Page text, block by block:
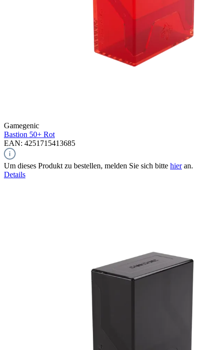
Gamegenic
Bastion 50+ Rot
EAN: 4251715413685
Um dieses Produkt zu bestellen, melden Sie sich bitte hieran.
Details